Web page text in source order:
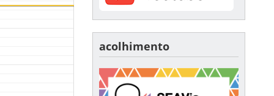
acolhimento